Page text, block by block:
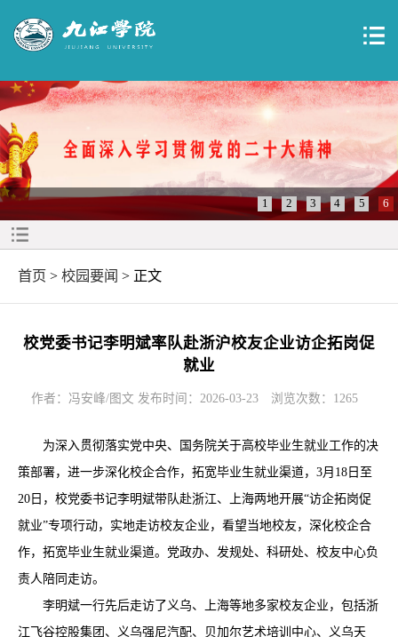
1 2 3 4 5 6
首页 > 校园要闻 > 正文
校党委书记李明斌率队赴浙沪校友企业访企拓岗促
就业
作者：冯安峰/图文 发布时间：2026-03-23 浏览次数： 1265
为深入贯彻落实党中央、国务院关于高校毕业生就业工作的决
策部署，进一步深化校企合作，拓宽毕业生就业渠道，3月18日至
20日，校党委书记李明斌带队赴浙江、上海两地开展“访企拓岗促
就业”专项行动，实地走访校友企业，看望当地校友，深化校企合
作，拓宽毕业生就业渠道。党政办、发规处、科研处、校友中心负
责人陪同走访。
李明斌一行先后走访了义乌、上海等地多家校友企业，包括浙
江飞谷控股集团、义乌强尼汽配、贝加尔艺术培训中心、义乌天